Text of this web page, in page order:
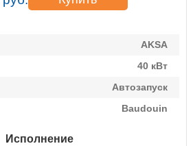
AKSA
40 кВт
Автозапуск
Baudouin
Исполнение